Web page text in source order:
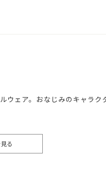
ウェア。おなじみのキャラク
る